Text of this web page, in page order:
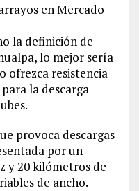
en Mercado
la definición de
lo mejor sería
ofrezca resistencia
la descarga
provoca descargas
por un
y 20 kilómetros de
de ancho.